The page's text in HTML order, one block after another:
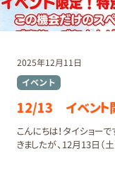
12/13 イベント
こんにちは！タイショーで
きましたが、12月13日（土）に イベン
イベント
2025年12月11日